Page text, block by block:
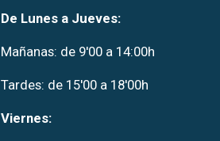
De Lunes a Jueves:
Mañanas: de 9'00 a 14:00h
Tardes: de 15'00 a 18'00h
Viernes: